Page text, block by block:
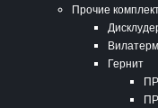
Прочие
Вилатерм
Гернит